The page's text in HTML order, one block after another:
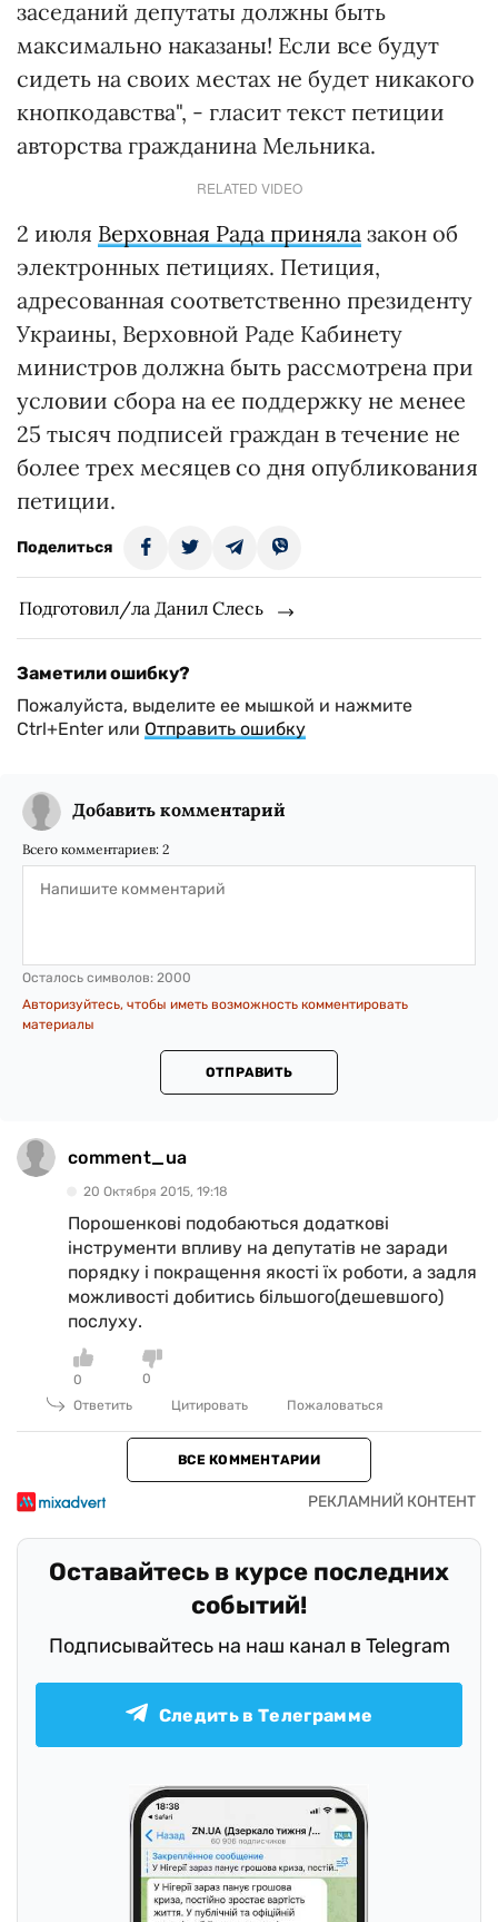
заседаний депутаты должны быть
максимально наказаны! Если все будут
сидеть на своих местах не будет никакого
кнопкодавства", - гласит текст петиции
авторства гражданина Мельника.
RELATED VIDEO
2 июля Верховная Рада приняла закон об
электронных петициях. Петиция,
адресованная соответственно президенту
Украины, Верховной Раде Кабинету
министров должна быть рассмотрена при
условии сбора на ее поддержку не менее
25 тысяч подписей граждан в течение не
более трех месяцев со дня опубликования
петиции.
Поделиться
Подготовил/ла Данил Слесь
Заметили ошибку?
Пожалуйста, выделите ее мышкой и нажмите
Ctrl+Enter или Отправить ошибку
Добавить комментарий
Всего комментариев: 2
Осталось символов: 2000
Авторизуйтесь, чтобы иметь возможность комментировать
материалы
ОТПРАВИТЬ
comment_ua
20 Октября 2015, 19:18
Порошенкові подобаються додаткові
інструменти впливу на депутатів не заради
порядку і покращення якості їх роботи, а задля
можливості добитись більшого(дешевшого)
послуху.
0
0
Ответить
Цитировать Пожаловаться
ВСЕ КОММЕНТАРИИ
Оставайтесь в курсе последних
событий!
Подписывайтесь на наш канал в Telegram
Следить в Телеграмме